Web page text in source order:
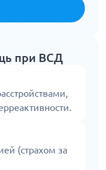
при ВСД
(страхом за